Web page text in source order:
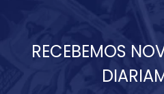
RECEBEMOS